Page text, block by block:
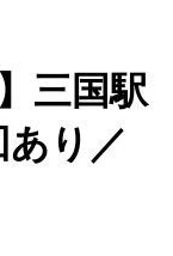
三国駅
あり／